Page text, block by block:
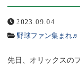
ブログ
2023.09.04
野球ファン集まれ♬
先日、オリックスの